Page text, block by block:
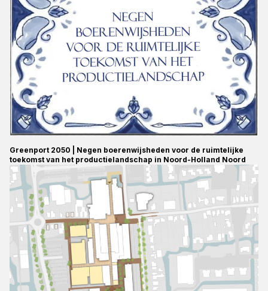
Greenport 2050 | Negen boerenwijsheden voor de ruimtelijke
toekomst van het productielandschap in Noord-Holland Noord